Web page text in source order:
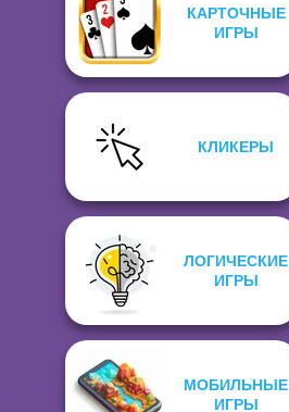
КАРТОЧНЫЕ
ИГРЫ
КЛИКЕРЫ
ЛОГИЧЕСКИЕ
ИГРЫ
МОБИЛЬНЫЕ
ИГРЫ